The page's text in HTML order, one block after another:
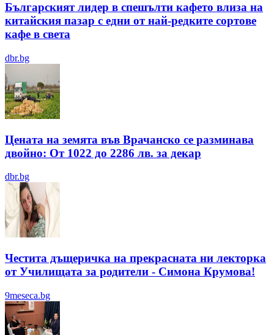
Българският лидер в спешълти кафето влиза на
китайския пазар с едни от най-редките сортове
кафе в света
dbr.bg
Цената на земята във Врачанско се разминава
двойно: От 1022 до 2286 лв. за декар
dbr.bg
Честита дъщеричка на прекрасната ни лекторка
от Училищата за родители - Симона Крумова!
9meseca.bg